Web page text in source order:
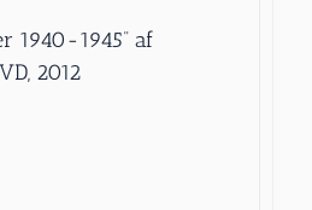
1940-1945” af
2012